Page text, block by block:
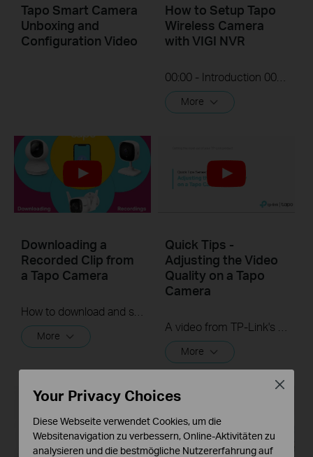
Tapo Smart Camera
Unboxing and
Configuration Video
How to Setup Tapo
Wireless Camera
with VIGI NVR
00:00 - Introduction 00:08 - Connection Diagram 00:13 - Setting up the Tapo camera ONVIF account 00:37 - Adding the Tapo camera in the VIGI NVR 02:36 - Fix Tapo camera IP address on router 03:00 - Controlling the Tapo camera from the NVR
More
Downloading a
Recorded Clip from
a Tapo Camera
More
Quick Tips -
Adjusting the Video
Quality on a Tapo
Camera
More
Your Privacy Choices
Diese Webseite verwendet Cookies, um die
Websitenavigation zu verbessern, Online-Aktivitäten zu
analysieren und die bestmögliche Nutzererfahrung auf
Close